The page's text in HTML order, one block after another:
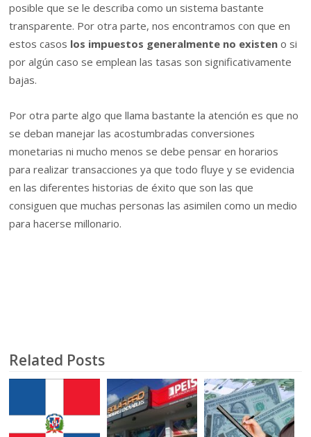
posible que se le describa como un sistema bastante
transparente. Por otra parte, nos encontramos con que en
estos casos los impuestos generalmente no existen o si
por algún caso se emplean las tasas son significativamente
bajas.
Por otra parte algo que llama bastante la atención es que no
se deban manejar las acostumbradas conversiones
monetarias ni mucho menos se debe pensar en horarios
para realizar transacciones ya que todo fluye y se evidencia
en las diferentes historias de éxito que son las que
consiguen que muchas personas las asimilen como un medio
para hacerse millonario.
Related Posts